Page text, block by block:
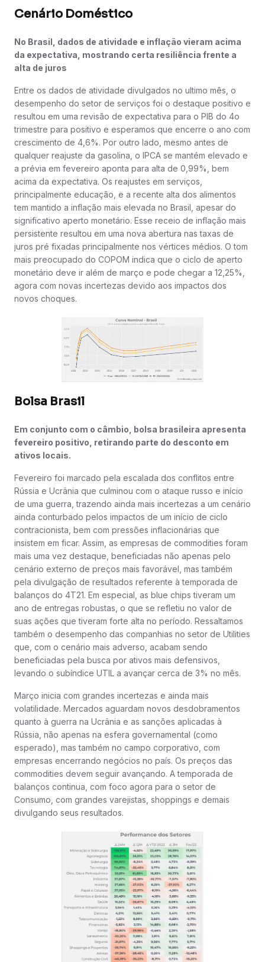
Cenário Doméstico
No Brasil, dados de atividade e inflação vieram acima
da expectativa, mostrando certa resiliência frente a
alta de juros
Entre os dados de atividade divulgados no ultimo mês, o
desempenho do setor de serviços foi o destaque positivo e
resultou em uma revisão de expectativa para o PIB do 4o
trimestre para positivo e esperamos que encerre o ano com
crescimento de 4,6%. Por outro lado, mesmo antes de
qualquer reajuste da gasolina, o IPCA se mantém elevado e
a prévia em fevereiro aponta para alta de 0,99%, bem
acima da expectativa. Os reajustes em serviços,
principalmente educação, e a recente alta dos alimentos
tem mantido a inflação mais elevada no Brasil, apesar do
significativo aperto monetário. Esse receio de inflação mais
persistente resultou em uma nova abertura nas taxas de
juros pré fixadas principalmente nos vértices médios. O tom
mais preocupado do COPOM indica que o ciclo de aperto
monetário deve ir além de março e pode chegar a 12,25%,
agora com novas incertezas devido aos impactos dos
novos choques.
Bolsa Brasil
Em conjunto com o câmbio, bolsa brasileira apresenta
fevereiro positivo, retirando parte do desconto em
ativos locais.
Fevereiro foi marcado pela escalada dos conflitos entre
Rússia e Ucrânia que culminou com o ataque russo e início
de uma guerra, trazendo ainda mais incertezas a um cenário
ainda conturbado pelos impactos de um início de ciclo
contracionista, bem com pressões inflacionárias que
insistem em ficar. Assim, as empresas de commodities foram
mais uma vez destaque, beneficiadas não apenas pelo
cenário externo de preços mais favorável, mas também
pela divulgação de resultados referente à temporada de
balanços do 4T21. Em especial, as blue chips tiveram um
ano de entregas robustas, o que se refletiu no valor de
suas ações que tiveram forte alta no período. Ressaltamos
também o desempenho das companhias no setor de Utilities
que, com o cenário mais adverso, acabam sendo
beneficiadas pela busca por ativos mais defensivos,
levando o subíndice UTIL a avançar cerca de 3% no mês.
Março inicia com grandes incertezas e ainda mais
volatilidade. Mercados aguardam novos desdobramentos
quanto à guerra na Ucrânia e as sanções aplicadas à
Rússia, não apenas na esfera governamental (como
esperado), mas também no campo corporativo, com
empresas encerrando negócios no país. Os preços das
commodities devem seguir avançando. A temporada de
balanços continua, com foco agora para o setor de
Consumo, com grandes varejistas, shoppings e demais
divulgando seus resultados.